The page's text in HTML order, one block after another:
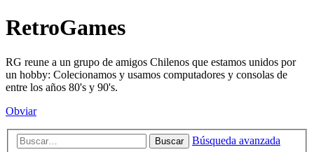
RetroGames
RG reune a un grupo de amigos Chilenos que estamos unidos por
un hobby: Colecionamos y usamos computadores y consolas de
entre los años 80's y 90's.
Obviar
Buscar Búsqueda avanzada